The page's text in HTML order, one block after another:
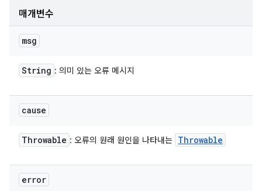
매개변수
msg
String : 의미 있는 오류 메시지
cause
Throwable : 오류의 원래 원인을 나타내는 Throwable
error